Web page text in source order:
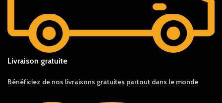
Livraison gratuite
Bénéficiez de nos livraisons gratuites partout dans le monde